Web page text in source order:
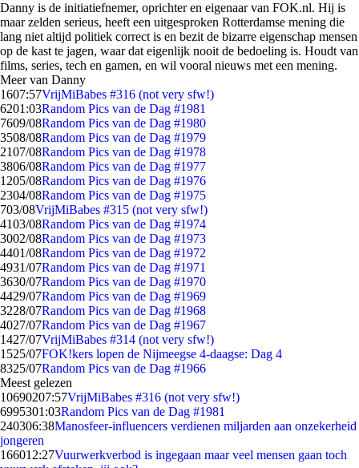
Danny is de initiatiefnemer, oprichter en eigenaar van FOK.nl. Hij is
maar zelden serieus, heeft een uitgesproken Rotterdamse mening die
lang niet altijd politiek correct is en bezit de bizarre eigenschap mensen
op de kast te jagen, waar dat eigenlijk nooit de bedoeling is. Houdt van
films, series, tech en gamen, en wil vooral nieuws met een mening.
Meer van Danny
1607:57VrijMiBabes #316 (not very sfw!)
6201:03Random Pics van de Dag #1981
7609/08Random Pics van de Dag #1980
3508/08Random Pics van de Dag #1979
2107/08Random Pics van de Dag #1978
3806/08Random Pics van de Dag #1977
1205/08Random Pics van de Dag #1976
2304/08Random Pics van de Dag #1975
703/08VrijMiBabes #315 (not very sfw!)
4103/08Random Pics van de Dag #1974
3002/08Random Pics van de Dag #1973
4401/08Random Pics van de Dag #1972
4931/07Random Pics van de Dag #1971
3630/07Random Pics van de Dag #1970
4429/07Random Pics van de Dag #1969
3228/07Random Pics van de Dag #1968
4027/07Random Pics van de Dag #1967
1427/07VrijMiBabes #314 (not very sfw!)
1525/07FOK!kers lopen de Nijmeegse 4-daagse: Dag 4
8325/07Random Pics van de Dag #1966
Meest gelezen
10690207:57VrijMiBabes #316 (not very sfw!)
6995301:03Random Pics van de Dag #1981
240306:38Manosfeer-influencers verdienen miljarden aan onzekerheid
jongeren
166012:27Vuurwerkverbod is ingegaan maar veel mensen gaan toch